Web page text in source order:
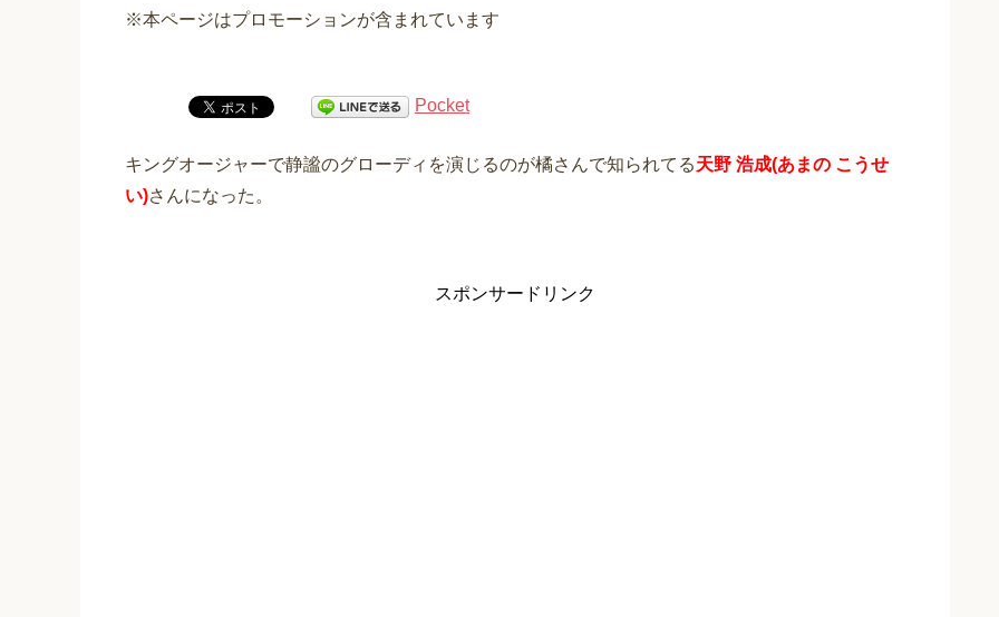
※本ページはプロモーションが含まれています
Pocket
キングオージャーで静謐のグローディを演じるのが橘さんで知られてる天野 浩成(あまの こうせ
い)さんになった。
スポンサードリンク